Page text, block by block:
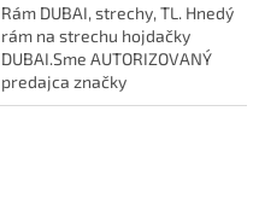
Rám DUBAI, strechy, TL. Hnedý
rám na strechu hojdačky
DUBAI.Sme AUTORIZOVANÝ
predajca značky